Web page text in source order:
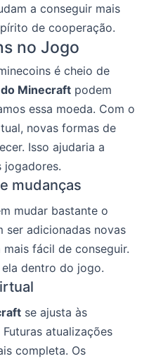
a conseguir mais
de cooperação.
no Jogo
é cheio de
Minecraft podem
essa moeda. Com o
novas formas de
Isso ajudaria a
jogadores.
mudanças
mudar bastante o
ser adicionadas novas
fácil de conseguir.
dentro do jogo.
se ajusta às
atualizações
completa. Os